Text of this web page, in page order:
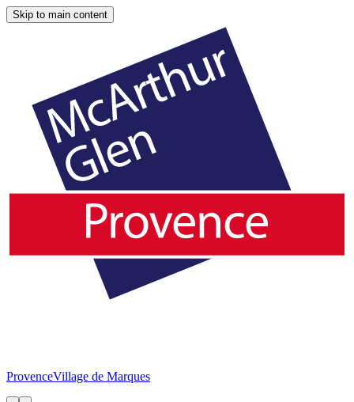
Skip to main content
ProvenceVillage de Marques